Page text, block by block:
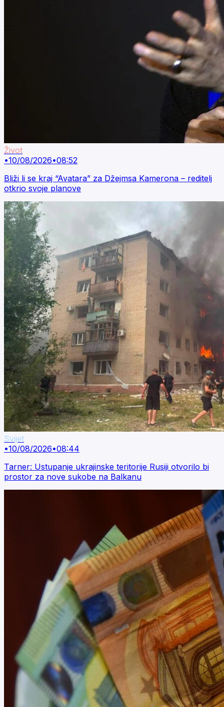
Život
•10/08/2026•08:52
Bliži li se kraj “Avatara” za Džejmsa Kamerona – reditelj
otkrio svoje planove
Svijet
•10/08/2026•08:44
Tarner: Ustupanje ukrajinske teritorije Rusiji otvorilo bi
prostor za nove sukobe na Balkanu